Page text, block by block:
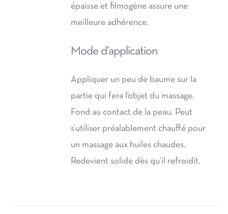
épaisse et filmogène assure une
meilleure adhérence.
Mode d’application
Appliquer un peu de baume sur la
partie qui fera l’objet du massage.
Fond au contact de la peau. Peut
s’utiliser préalablement chauffé pour
un massage aux huiles chaudes.
Redevient solide dès qu’il refroidit.